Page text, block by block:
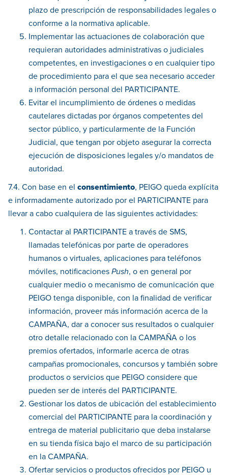
plazo de prescripción de responsabilidades legales o
conforme a la normativa aplicable.
Implementar las actuaciones de colaboración que
requieran autoridades administrativas o judiciales
competentes, en investigaciones o en cualquier tipo
de procedimiento para el que sea necesario acceder
a información personal del PARTICIPANTE.
Evitar el incumplimiento de órdenes o medidas
cautelares dictadas por órganos competentes del
sector público, y particularmente de la Función
Judicial, que tengan por objeto asegurar la correcta
ejecución de disposiciones legales y/o mandatos de
autoridad.
7.4. Con base en el consentimiento, PEIGO queda explícita
e informadamente autorizado por el PARTICIPANTE para
llevar a cabo cualquiera de las siguientes actividades:
Contactar al PARTICIPANTE a través de SMS,
llamadas telefónicas por parte de operadores
humanos o virtuales, aplicaciones para teléfonos
móviles, notificaciones Push, o en general por
cualquier medio o mecanismo de comunicación que
PEIGO tenga disponible, con la finalidad de verificar
información, proveer más información acerca de la
CAMPAÑA, dar a conocer sus resultados o cualquier
otro detalle relacionado con la CAMPAÑA o los
premios ofertados, informarle acerca de otras
campañas promocionales, concursos y también sobre
productos o servicios que PEIGO considere que
pueden ser de interés del PARTICIPANTE.
Gestionar los datos de ubicación del establecimiento
comercial del PARTICIPANTE para la coordinación y
entrega de material publicitario que deba instalarse
en su tienda física bajo el marco de su participación
en la CAMPAÑA.
Ofertar servicios o productos ofrecidos por PEIGO u